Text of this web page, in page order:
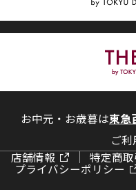
お中元・お歳暮は東急
ご利
店舗情報
特定商
プライバシーポリシー